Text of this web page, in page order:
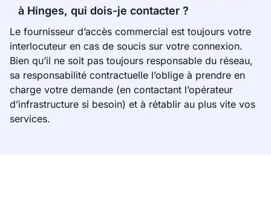
à Hinges, qui dois-je contacter ?
Le fournisseur d’accès commercial est toujours votre
interlocuteur en cas de soucis sur votre connexion.
Bien qu’il ne soit pas toujours responsable du réseau,
sa responsabilité contractuelle l’oblige à prendre en
charge votre demande (en contactant l’opérateur
d’infrastructure si besoin) et à rétablir au plus vite vos
services.